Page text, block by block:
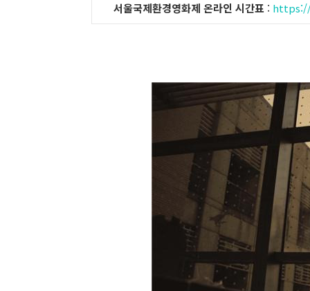
서울국제환경영화제 온라인 시간표 :